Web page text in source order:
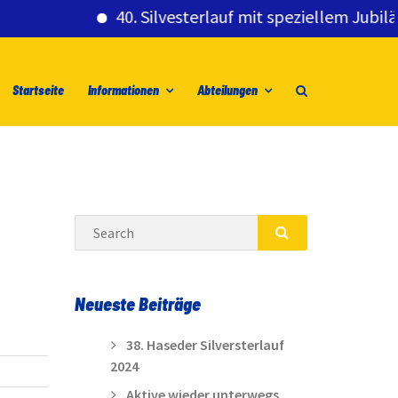
40. Silvesterlauf mit speziellem
Startseite Informationen Abteilungen
Search
SEARCH
Neueste Beiträge
38. Haseder Silversterlauf
2024
Aktive wieder unterwegs